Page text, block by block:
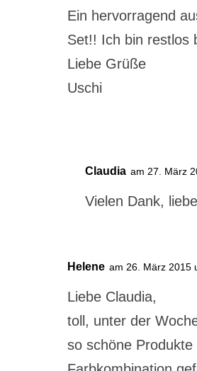
Ein hervorragend
Set!! Ich bin restlos
Liebe Grüße
Uschi
Claudia am 27. März
Vielen Dank,
Helene am 26. März 2015
Liebe Claudia,
toll, unter der
so schöne